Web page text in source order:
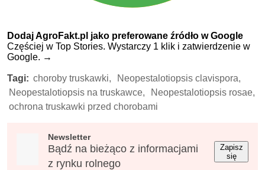
Dodaj AgroFakt.pl jako preferowane źródło w Google
Częściej w Top Stories. Wystarczy 1 klik i zatwierdzenie w
Google. →
Tagi: choroby truskawki,
Neopestalotiopsis clavispora,
Neopestalotiopsis na truskawce,
Neopestalotiopsis rosae,
ochrona truskawki przed chorobami
Newsletter
Bądź na bieżąco z informacjami
z rynku rolnego
Zapisz
się